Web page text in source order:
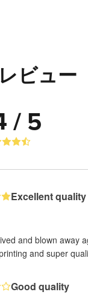
ビュー
/ 5
Excellent
and blown away
and super
Good quality